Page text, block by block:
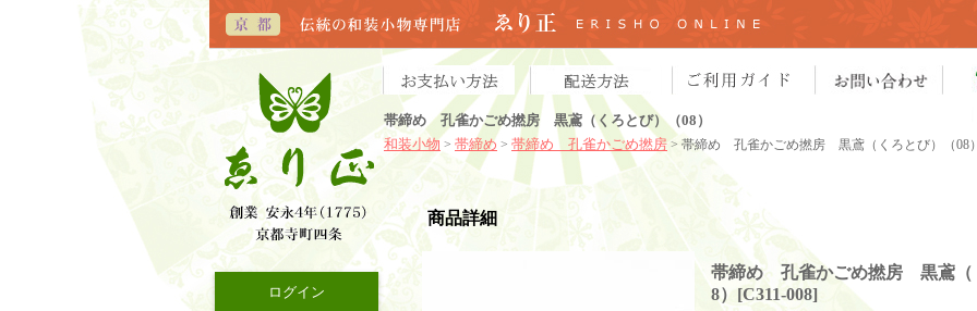
帯締め 孔雀かごめ撚房 黒鳶（くろとび）（08）
和装小物 > 帯締め > 帯締め 孔雀かごめ撚房> 帯締め 孔雀かごめ撚房 黒鳶（くろとび）（08
ログイン
商品詳細
帯締め 孔雀かごめ撚房 黒鳶（
8） [C311-008]